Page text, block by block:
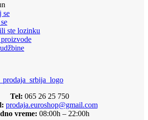
se
ste lozinku
Tel: 065 26 25 750
prodaja.euroshop@gmail.com
vreme: 08:00h – 22:00h